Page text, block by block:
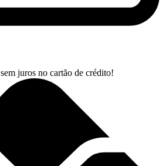
sem juros no cartão de crédito!